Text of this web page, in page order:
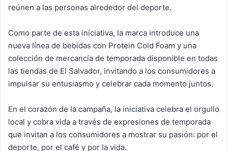
reúnen a las personas alrededor del deporte.
Como parte de esta iniciativa, la marca introduce una
nueva línea de bebidas con Protein Cold Foam y una
colección de mercancía de temporada disponible en todas
las tiendas de El Salvador, invitando a los consumidores a
impulsar su entusiasmo y celebrar cada momento juntos.
En el corazón de la campaña, la iniciativa celebra el orgullo
local y cobra vida a través de expresiones de temporada
que invitan a los consumidores a mostrar su pasión: por el
deporte, por el café y por la vida.